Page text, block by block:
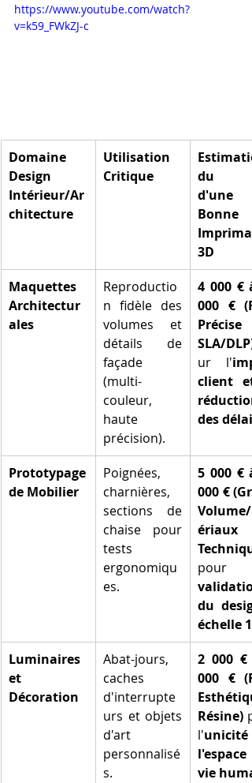
https://www.youtube.com/watch?
v=k59_FWkZJ-c
Domaine
Design
Intérieur/Ar
chitecture
Utilisation
Critique
du
d'une
Bonne
3D
Maquettes
Architectur
ales
Reproductio
n fidèle des
volumes et
détails de
façade
(multi-
couleur,
haute
précision).
4 000 €
000 €
Précise
SLA/DLP)
ur l'
client
réduction
des délais
Prototypage
de Mobilier
Poignées,
charnières,
sections de
chaise pour
tests
ergonomiqu
es.
5 000 €
000 €
Volume/
ériaux
du
échelle
Luminaires
et
Décoration
Abat-jours,
caches
d'interrupte
urs et objets
d'art
personnalisé
s.
2 000 €
000 €
Résine)
l'unicité
l'espace
vie